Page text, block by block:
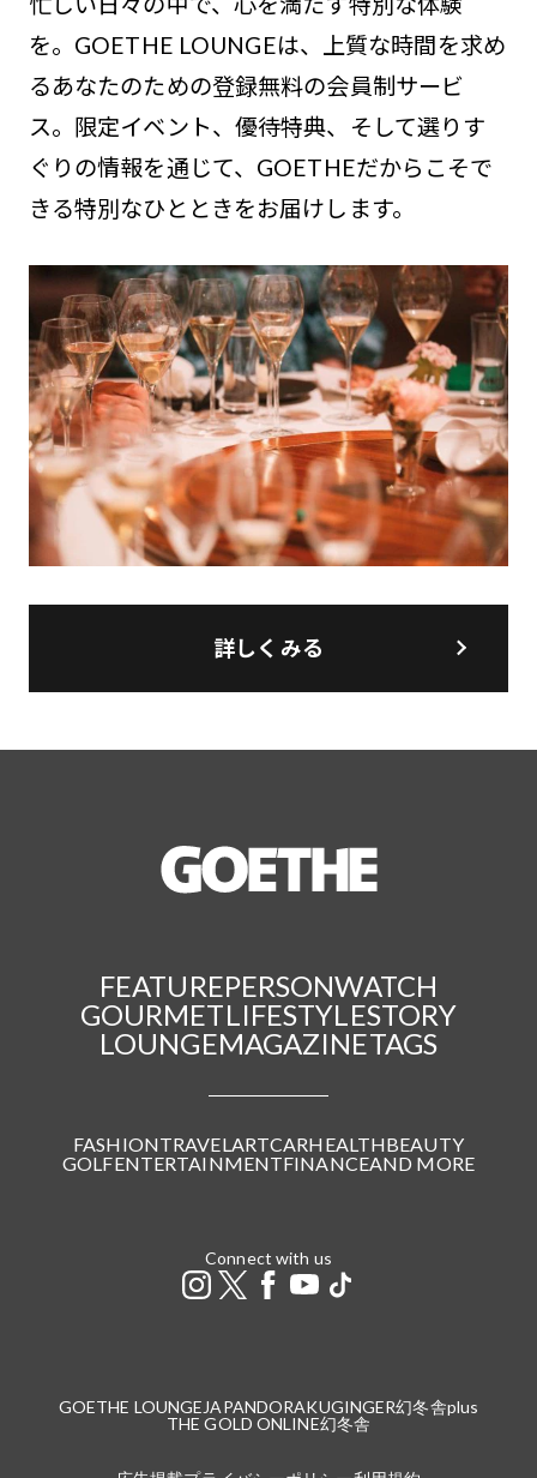
を。GOETHE LOUNGEは、上質な時間を求め
るあなたのための登録無料の会員制サービ
ス。限定イベント、優待特典、そして選りす
ぐりの情報を通じて、GOETHEだからこそで
きる特別なひとときをお届けします。
詳しくみる
FEATUREPERSONWATCH
GOURMETLIFESTYLESTORY
LOUNGEMAGAZINETAGS
FASHIONTRAVEL ARTCARHEALTHBEAUTY
GOLFENTERTAINMENTFINANCEAND MORE
Connect with us
GOETHE LOUNGE JAPANDORAKUGINGER幻冬舎plus
THE GOLD ONLINE幻冬舎